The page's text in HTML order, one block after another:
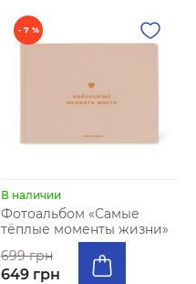
- 7 %
В наличии
Фотоальбом «Самые
тёплые моменты жизни»
699 грн
649 грн